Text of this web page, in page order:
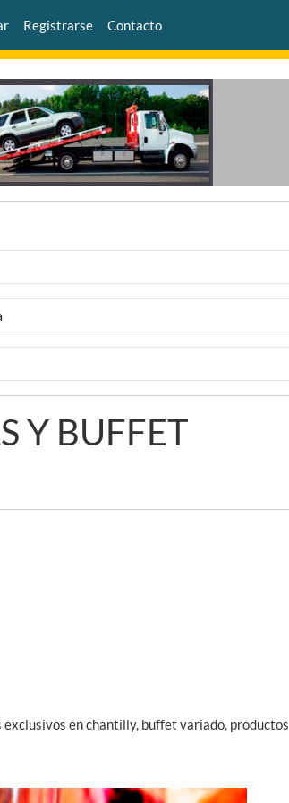
Registrarse Contacto
Y BUFFET
en chantilly, buffet variado, productos